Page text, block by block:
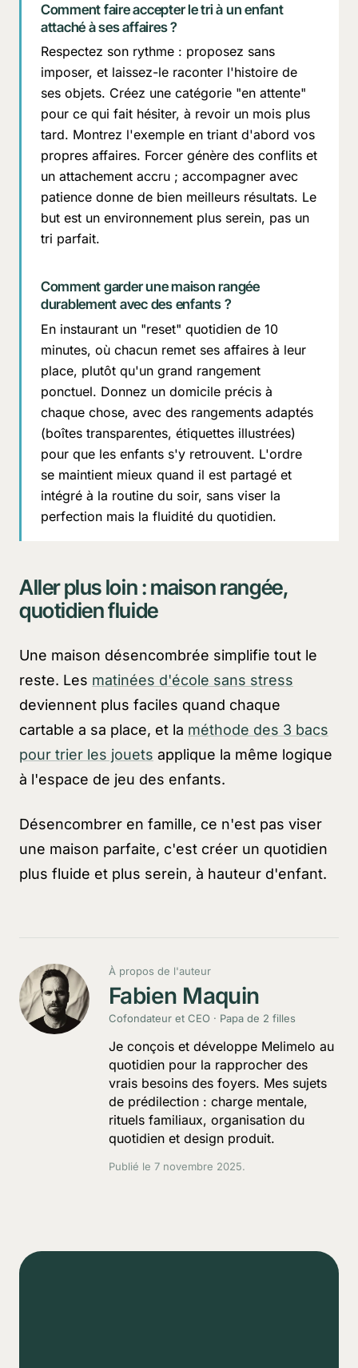
Comment faire accepter le tri à un enfant
attaché à ses affaires ?
Respectez son rythme : proposez sans
imposer, et laissez-le raconter l'histoire de
ses objets. Créez une catégorie "en attente"
pour ce qui fait hésiter, à revoir un mois plus
tard. Montrez l'exemple en triant d'abord vos
propres affaires. Forcer génère des conflits et
un attachement accru ; accompagner avec
patience donne de bien meilleurs résultats. Le
but est un environnement plus serein, pas un
tri parfait.
Comment garder une maison rangée
durablement avec des enfants ?
En instaurant un "reset" quotidien de 10
minutes, où chacun remet ses affaires à leur
place, plutôt qu'un grand rangement
ponctuel. Donnez un domicile précis à
chaque chose, avec des rangements adaptés
(boîtes transparentes, étiquettes illustrées)
pour que les enfants s'y retrouvent. L'ordre
se maintient mieux quand il est partagé et
intégré à la routine du soir, sans viser la
perfection mais la fluidité du quotidien.
Aller plus loin : maison rangée,
quotidien fluide
Une maison désencombrée simplifie tout le
reste. Les matinées d'école sans stress
deviennent plus faciles quand chaque
cartable a sa place, et la méthode des 3 bacs
pour trier les jouets applique la même logique
à l'espace de jeu des enfants.
Désencombrer en famille, ce n'est pas viser
une maison parfaite, c'est créer un quotidien
plus fluide et plus serein, à hauteur d'enfant.
À propos de l'auteur
Fabien Maquin
Cofondateur et CEO · Papa de 2 filles
Je conçois et développe Melimelo au
quotidien pour la rapprocher des
vrais besoins des foyers. Mes sujets
de prédilection : charge mentale,
rituels familiaux, organisation du
quotidien et design produit.
Publié le 7 novembre 2025.